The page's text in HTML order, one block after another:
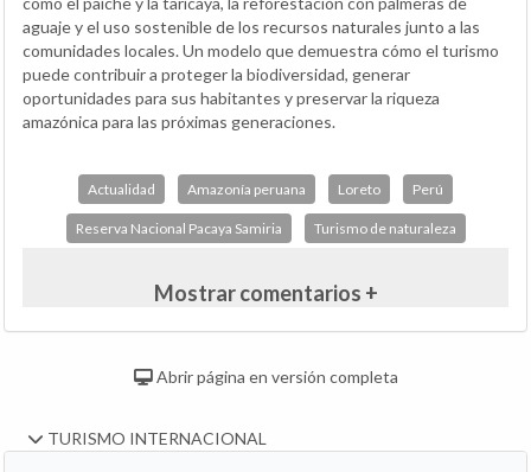
aguaje y el uso sostenible de los recursos naturales junto a las
comunidades locales. Un modelo que demuestra cómo el turismo
puede contribuir a proteger la biodiversidad, generar
oportunidades para sus habitantes y preservar la riqueza
amazónica para las próximas generaciones.
Actualidad Amazonía peruana Loreto Perú
Reserva Nacional Pacaya Samiria Turismo de naturaleza
Mostrar comentarios +
Abrir página en versión completa
TURISMO INTERNACIONAL